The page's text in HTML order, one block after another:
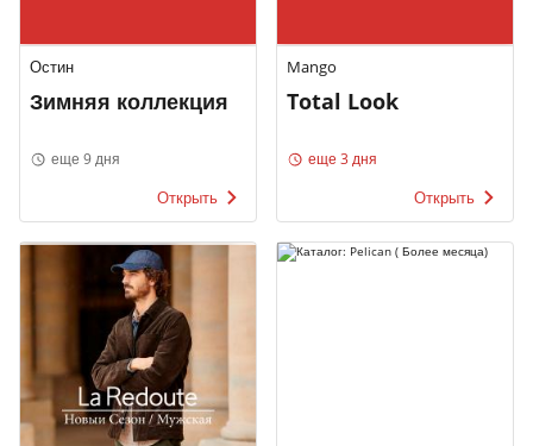
Остин
Зимняя коллекция
еще 9 дня
Открыть
Mango
Total Look
еще 3 дня
Открыть